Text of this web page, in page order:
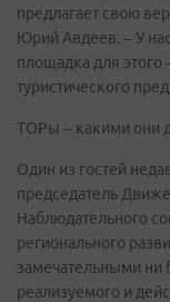
предлагает свою
Юрий Авдеев. – У
площадка для этого
туристического
ТОРы – какими они
Один из гостей
председатель
Наблюдательного
регионального
замечательными ни
реализуемого и